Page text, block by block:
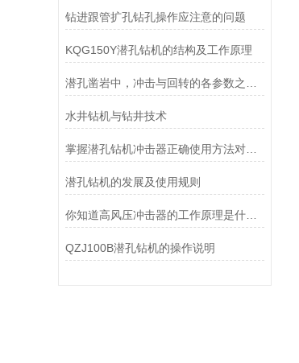
钻进跟管扩孔钻孔操作应注意的问题
KQG150Y潜孔钻机的结构及工作原理
水井钻机与钻井技术
掌握潜孔钻机冲击器正确使用方法对提升施工质量具有重要意义
潜孔钻机的发展及使用规则
你知道高风压冲击器的工作原理是什么吗
QZJ100B潜孔钻机的操作说明